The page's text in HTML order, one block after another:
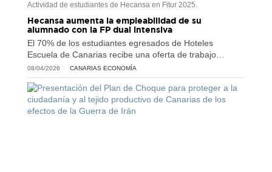
Actividad de estudiantes de Hecansa en Fitur 2025.
Hecansa aumenta la empleabilidad de su
alumnado con la FP dual intensiva
El 70% de los estudiantes egresados de Hoteles
Escuela de Canarias recibe una oferta de trabajo…
08/04/2026 CANARIAS·ECONOMÍA